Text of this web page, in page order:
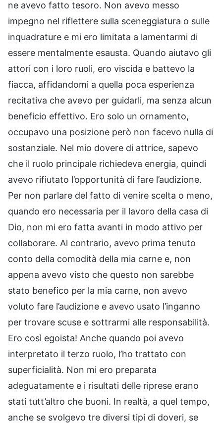
ne avevo fatto tesoro. Non avevo messo
impegno nel riflettere sulla sceneggiatura o sulle
inquadrature e mi ero limitata a lamentarmi di
essere mentalmente esausta. Quando aiutavo gli
attori con i loro ruoli, ero viscida e battevo la
fiacca, affidandomi a quella poca esperienza
recitativa che avevo per guidarli, ma senza alcun
beneficio effettivo. Ero solo un ornamento,
occupavo una posizione però non facevo nulla di
sostanziale. Nel mio dovere di attrice, sapevo
che il ruolo principale richiedeva energia, quindi
avevo rifiutato l’opportunità di fare l’audizione.
Per non parlare del fatto di venire scelta o meno,
quando ero necessaria per il lavoro della casa di
Dio, non mi ero fatta avanti in modo attivo per
collaborare. Al contrario, avevo prima tenuto
conto della comodità della mia carne e, non
appena avevo visto che questo non sarebbe
stato benefico per la mia carne, non avevo
voluto fare l’audizione e avevo usato l’inganno
per trovare scuse e sottrarmi alle responsabilità.
Ero così egoista! Anche quando poi avevo
interpretato il terzo ruolo, l’ho trattato con
superficialità. Non mi ero preparata
adeguatamente e i risultati delle riprese erano
stati tutt’altro che buoni. In realtà, a quel tempo,
anche se svolgevo tre diversi tipi di doveri, se